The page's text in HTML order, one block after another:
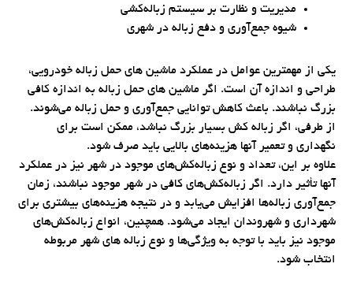
مدیریت و نظارت بر سیستم زباله‌کشی
شیوه جمع‌آوری و دفع زباله در شهری
یکی از مهمترین عوامل در عملکرد ماشین های حمل زباله خودرویی،
طراحی و اندازه آن است. اگر ماشین های حمل زباله به اندازه کافی
بزرگ نباشند. باعث کاهش توانایی جمع‌آوری و حمل زباله می‌شوند.
از طرفی، اگر زباله‌ کش ‌بسیار بزرگ نباشد، ممکن است برای
نگهداری و تعمیر آنها هزینه‌های بالایی باید صرف شود.
علاوه بر این، تعداد و نوع زباله‌کش‌های موجود در شهر نیز در عملکرد
آنها تأثیر دارد. اگر زباله‌کش‌های کافی در شهر موجود نباشند، زمان
جمع‌آوری زباله‌ها افزایش می‌یابد و در نتیجه هزینه‌های بیشتری برای
شهرداری و شهروندان ایجاد می‌شود. همچنین، انواع زباله‌کش‌های
موجود نیز باید با توجه به ویژگی‌ها و نوع زباله های شهر مربوطه
انتخاب شود.